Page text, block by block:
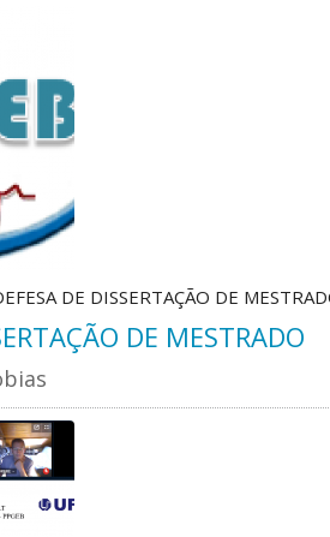
DE DISSERTAÇÃO DE
DE MESTRADO